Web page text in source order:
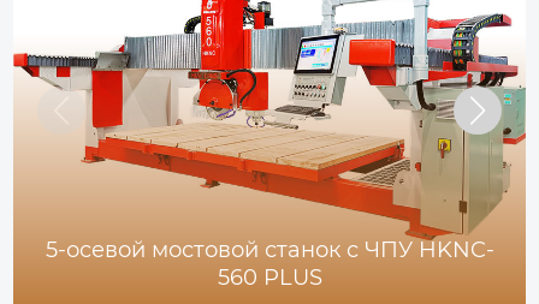
5-осевой мостовой станок с ЧПУ HKNC-
560 PLUS